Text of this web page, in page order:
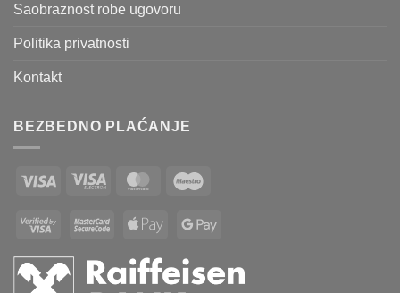
Saobraznost robe ugovoru
Politika privatnosti
Kontakt
BEZBEDNO PLAĆANJE
Visa
Visa
MasterCard
Visa
MasterCardApple
Google